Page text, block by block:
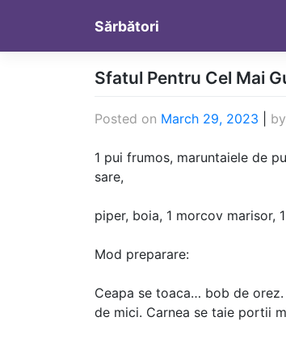
content
Sărbători
Sfatul Pentru Cel Mai
Posted on March 29, 2023 by
1 pui frumos, maruntaiele de
sare,
piper, boia, 1 morcov marisor,
Mod preparare:
Ceapa se toaca… bob de
de mici. Carnea se taie portii